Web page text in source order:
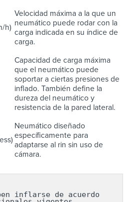
h)
Velocidad máxima a la que un
neumático puede rodar con la
carga indicada en su índice de
carga.
Capacidad de carga máxima
que el neumático puede
soportar a ciertas presiones de
inflado. También define la
dureza del neumático y
resistencia de la pared lateral.
Neumático diseñado
específicamente para
adaptarse al rin sin uso de
cámara.
inflarse de acuerdo